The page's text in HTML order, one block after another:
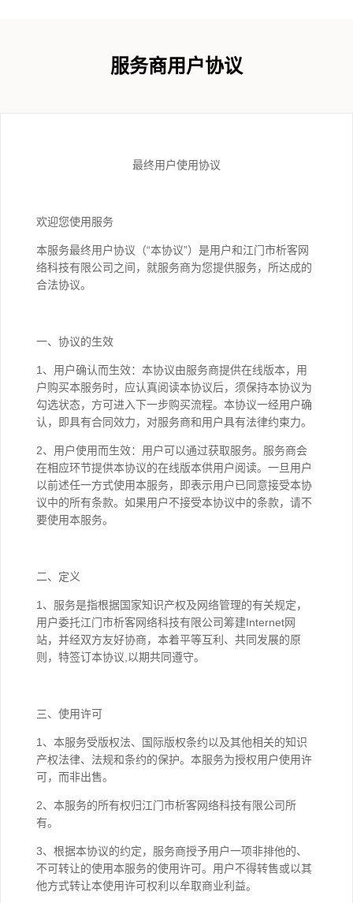
服务商用户协议
最终用户使用协议
欢迎您使用服务
本服务最终用户协议（“本协议”）是用户和江门市析客网
络科技有限公司之间，就服务商为您提供服务，所达成的
合法协议。
一、协议的生效
1、用户确认而生效：本协议由服务商提供在线版本，用
户购买本服务时，应认真阅读本协议后，须保持本协议为
勾选状态，方可进入下一步购买流程。本协议一经用户确
认，即具有合同效力，对服务商和用户具有法律约束力。
2、用户使用而生效：用户可以通过获取服务。服务商会
在相应环节提供本协议的在线版本供用户阅读。一旦用户
以前述任一方式使用本服务，即表示用户已同意接受本协
议中的所有条款。如果用户不接受本协议中的条款，请不
要使用本服务。
二、定义
1、服务是指根据国家知识产权及网络管理的有关规定，
用户委托江门市析客网络科技有限公司筹建Internet网
站，并经双方友好协商，本着平等互利、共同发展的原
则，特签订本协议,以期共同遵守。
三、使用许可
1、本服务受版权法、国际版权条约以及其他相关的知识
产权法律、法规和条约的保护。本服务为授权用户使用许
可，而非出售。
2、本服务的所有权归江门市析客网络科技有限公司所
有。
3、根据本协议的约定，服务商授予用户一项非排他的、
不可转让的使用本服务的使用许可。用户不得转售或以其
他方式转让本使用许可权利以牟取商业利益。